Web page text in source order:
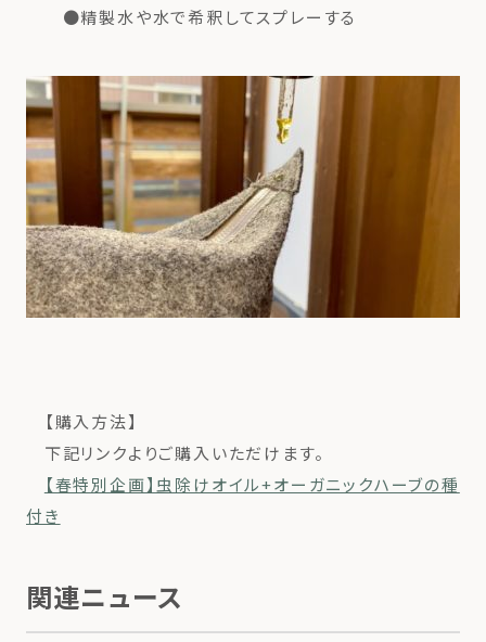
●精製水や水で希釈してスプレーする
【購入方法】
下記リンクよりご購入いただけます。
【春特別企画】虫除けオイル+オーガニックハーブの種
付き
関連ニュース